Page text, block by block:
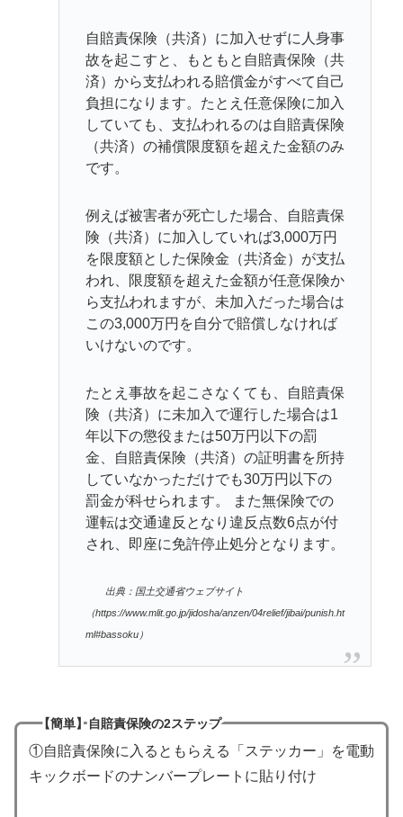
自賠責保険（共済）に加入せずに人身事
故を起こすと、もともと自賠責保険（共
済）から支払われる賠償金がすべて自己
負担になります。たとえ任意保険に加入
していても、支払われるのは自賠責保険
（共済）の補償限度額を超えた金額のみ
です。
例えば被害者が死亡した場合、自賠責保
険（共済）に加入していれば3,000万円
を限度額とした保険金（共済金）が支払
われ、限度額を超えた金額が任意保険か
ら支払われますが、未加入だった場合は
この3,000万円を自分で賠償しなければ
いけないのです。
たとえ事故を起こさなくても、自賠責保
険（共済）に未加入で運行した場合は1
年以下の懲役または50万円以下の罰
金、自賠責保険（共済）の証明書を所持
していなかっただけでも30万円以下の
罰金が科せられます。 また無保険での
運転は交通違反となり違反点数6点が付
され、即座に免許停止処分となります。
出典：国土交通省ウェブサイト
（https://www.mlit.go.jp/jidosha/anzen/04relief/jibai/punish.ht
ml#bassoku）
【簡単】自賠責保険の2ステップ
①自賠責保険に入るともらえる「ステッカー」を電動
キックボードのナンバープレートに貼り付け